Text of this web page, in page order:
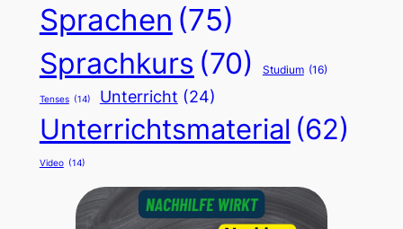
Sprachen (75)
Sprachkurs (70) Studium (16)
Tenses (14) Unterricht (24)
Unterrichtsmaterial (62)
Video (14)